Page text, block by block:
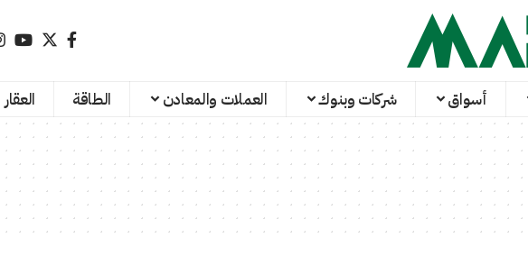
أسواق شركات وبنوك العملات والمعادن الطاقة العقار